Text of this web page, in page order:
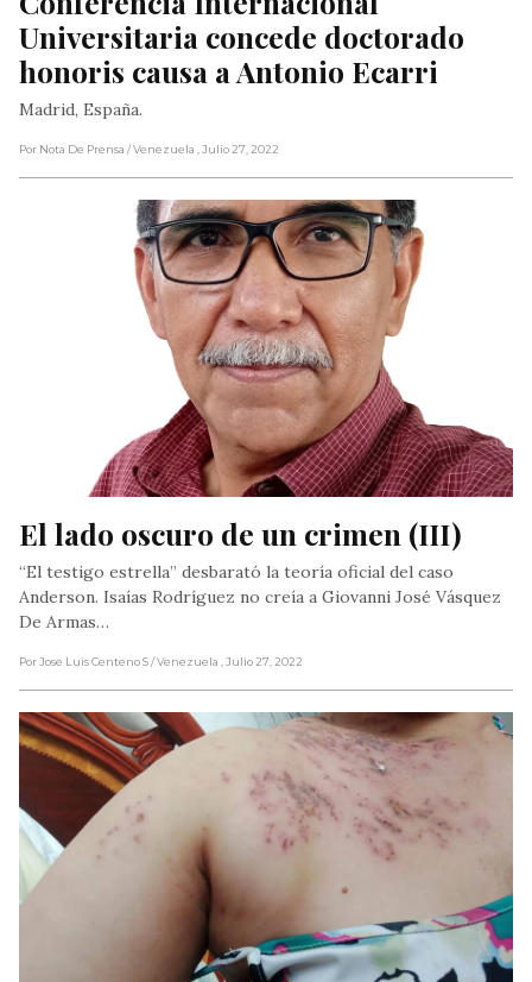
Universitaria concede doctorado
honoris causa a Antonio Ecarri
Madrid, España.
Por Nota De Prensa / Venezuela , Julio 27, 2022
El lado oscuro de un crimen (III)
“El testigo estrella” desbarató la teoría oficial del caso
Anderson. Isaías Rodríguez no creía a Giovanni José Vásquez
De Armas…
Por Jose Luis Centeno S/ Venezuela , Julio 27, 2022